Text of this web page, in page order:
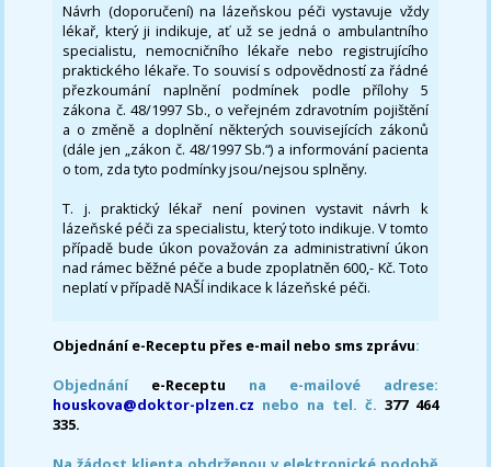
Návrh (doporučení) na lázeňskou péči vystavuje vždy
lékař, který ji indikuje, ať už se jedná o ambulantního
specialistu, nemocničního lékaře nebo registrujícího
praktického lékaře. To souvisí s odpovědností za řádné
přezkoumání naplnění podmínek podle přílohy 5
zákona č. 48/1997 Sb., o veřejném zdravotním pojištění
a o změně a doplnění některých souvisejících zákonů
(dále jen „zákon č. 48/1997 Sb.“) a informování pacienta
o tom, zda tyto podmínky jsou/nejsou splněny.
T. j. praktický lékař není povinen vystavit návrh k
lázeňské péči za specialistu, který toto indikuje. V tomto
případě bude úkon považován za administrativní úkon
nad rámec běžné péče a bude zpoplatněn 600,- Kč. Toto
neplatí v případě NAŠÍ indikace k lázeňské péči.
Objednání e-Receptu přes e-mail nebo sms zprávu:
Objednání e-Receptu na e-mailové adrese:
houskova@doktor-plzen.cz nebo na tel. č. 377 464
335.